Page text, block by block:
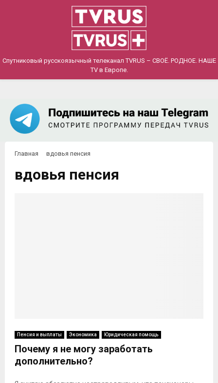
MENU
Спутниковый русскоязычный телеканал TVRUS – СВОЁ. РОДНОЕ. НАШЕ
TV в Европе.
Главная вдовья пенсия
вдовья пенсия
Пенсия и выплаты Экономика Юридическая помощь
Почему я не могу заработать
дополнительно?